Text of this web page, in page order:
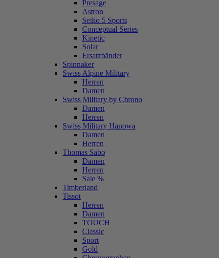
Presage
Astron
Seiko 5 Sports
Conceptual Series
Kinetic
Solar
Ersatzbänder
Spinnaker
Swiss Alpine Military
Herren
Damen
Swiss Military by Chrono
Damen
Herren
Swiss Military Hanowa
Damen
Herren
Thomas Sabo
Damen
Herren
Sale %
Timberland
Tissot
Herren
Damen
TOUCH
Classic
Sport
Gold